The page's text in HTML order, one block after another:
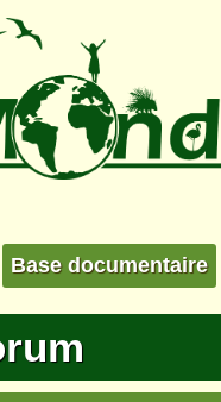
Base documentaire